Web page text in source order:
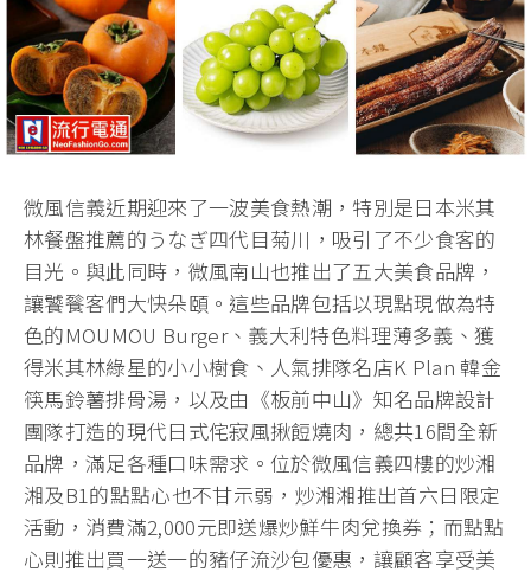
微風信義近期迎來了一波美食熱潮，特別是日本米其
林餐盤推薦的うなぎ四代目菊川，吸引了不少食客的
目光。與此同時，微風南山也推出了五大美食品牌，
讓饕餮客們大快朵頤。這些品牌包括以現點現做為特
色的MOUMOU Burger、義大利特色料理薄多義、獲
得米其林綠星的小小樹食、人氣排隊名店K Plan 韓金
筷馬鈴薯排骨湯，以及由《板前中山》知名品牌設計
團隊打造的現代日式侘寂風揪餖燒肉，總共16間全新
品牌，滿足各種口味需求。位於微風信義四樓的炒湘
湘及B1的點點心也不甘示弱，炒湘湘推出首六日限定
活動，消費滿2,000元即送爆炒鮮牛肉兌換券；而點點
心則推出買一送一的豬仔流沙包優惠，讓顧客享受美